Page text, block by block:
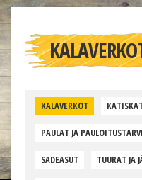
KALAVERKOT
PAULAT JA
SADEASUT TUURAT JA